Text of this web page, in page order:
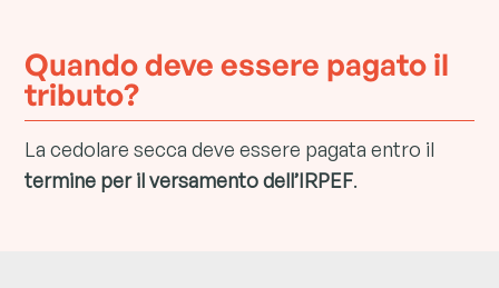
Quando deve essere pagato il
tributo?
La cedolare secca deve essere pagata entro il
termine per il versamento dell’IRPEF.